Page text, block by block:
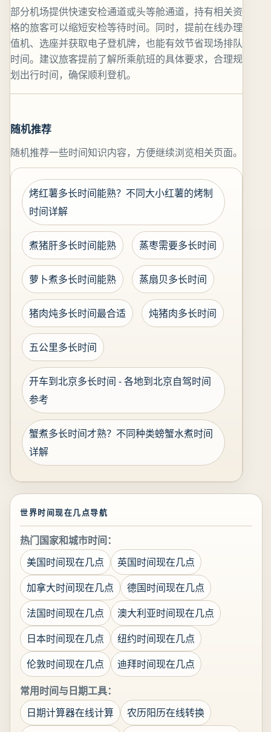
部分机场提供快速安检通道或头等舱通道，持有相关资
格的旅客可以缩短安检等待时间。同时，提前在线办理
值机、选座并获取电子登机牌，也能有效节省现场排队
时间。建议旅客提前了解所乘航班的具体要求，合理规
划出行时间，确保顺利登机。
随机推荐
随机推荐一些时间知识内容，方便继续浏览相关页面。
烤红薯多长时间能熟？不同大小红薯的烤制
时间详解
煮猪肝多长时间能熟 蒸枣需要多长时间
萝卜煮多长时间能熟 蒸扇贝多长时间
猪肉炖多长时间最合适 炖猪肉多长时间
五公里多长时间
开车到北京多长时间 - 各地到北京自驾时间
参考
蟹煮多长时间才熟？不同种类螃蟹水煮时间
详解
世界时间现在几点导航
热门国家和城市时间：
美国时间现在几点
英国时间现在几点
加拿大时间现在几点
德国时间现在几点
法国时间现在几点
澳大利亚时间现在几点
日本时间现在几点
纽约时间现在几点
伦敦时间现在几点
迪拜时间现在几点
常用时间与日期工具：
日期计算器在线计算
农历阳历在线转换